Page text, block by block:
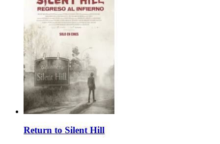
Return to Silent Hill